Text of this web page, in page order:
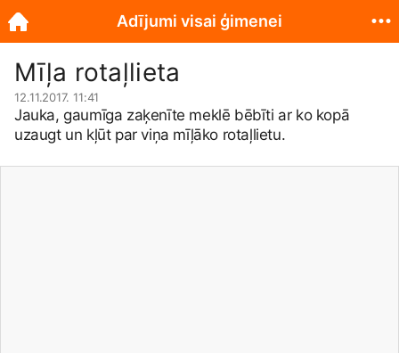
Mīļa rotaļlieta
12.11.2017. 11:41
Jauka, gaumīga zaķenīte meklē bēbīti ar ko kopā
uzaugt un kļūt par viņa mīļāko rotaļlietu.
Adījumi visai ģimenei